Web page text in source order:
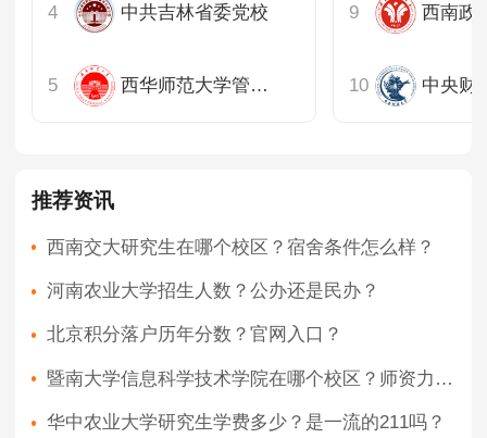
中共吉林省委党校
西华师范大学管理学院
推荐资讯
西南交大研究生在哪个校区？宿舍条件怎么样？
河南农业大学招生人数？公办还是民办？
北京积分落户历年分数？官网入口？
暨南大学信息科学技术学院在哪个校区？师资力量如何？
华中农业大学研究生学费多少？是一流的211吗？